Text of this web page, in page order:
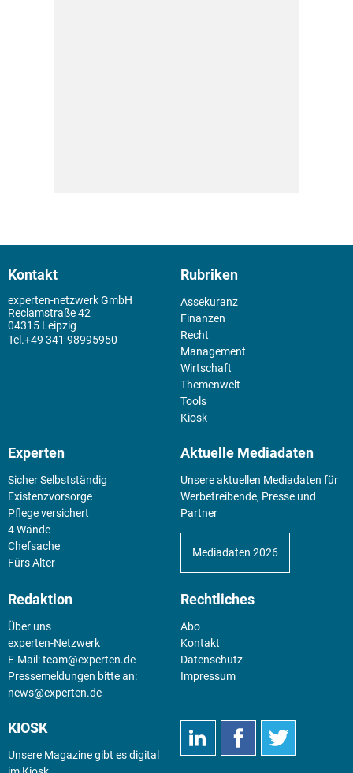
Kontakt
experten-netzwerk GmbH
Reclamstraße 42
04315 Leipzig
+49 341 98995950
Rubriken
Assekuranz
Finanzen
Recht
Management
Wirtschaft
Themenwelt
Tools
Kiosk
Experten
Sicher Selbstständig
Existenz­vorsorge
Pflege versichert
4 Wände
Chefsache
Fürs Alter
Aktuelle Mediadaten
Unsere aktuellen Mediadaten für
Werbetreibende, Presse und
Partner
Mediadaten 2026
Redaktion
Über uns
experten-Netzwerk
E-Mail:team@experten.de
Pressemeldungen bitte an:
news@experten.de
Rechtliches
Abo
Kontakt
Datenschutz
Impressum
KIOSK
Unsere Magazine gibt es digital